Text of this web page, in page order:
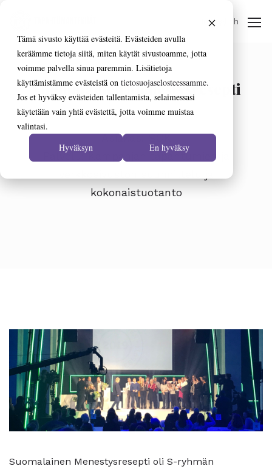
Tämä sivusto käyttää evästeitä. Evästeiden avulla
keräämme tietoja siitä, miten käytät sivustoamme, jotta
voimme palvella sinua paremmin. Lisätietoja
käyttämistämme evästeistä on tietosuojaselosteessamme.
Jos et hyväksy evästeiden tallentamista, selaimessasi
käytetään vain yhtä evästettä, jotta voimme muistaa
valintasi.
Hyväksyn
En hyväksy
In English
Suomalainen Menestysresepti
Asiakas: SOK
Palvelu: Kampanjan tapahtumien ja
kokonaistuotanto
Suomalainen Menestysresepti oli S-ryhmän